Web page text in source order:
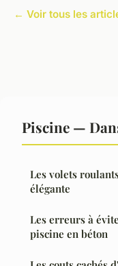
← Voir tous les
Piscine —
Les volets
élégante
Les erreurs à
piscine en béton